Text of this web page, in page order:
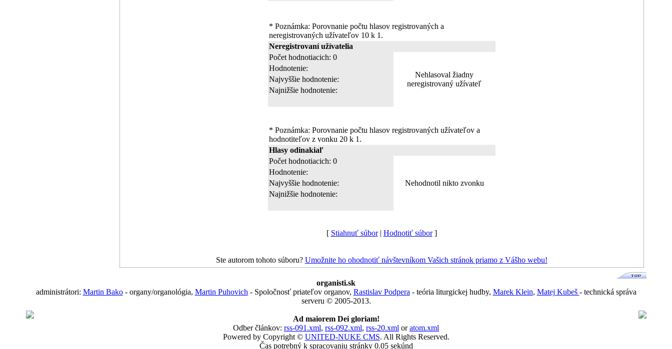
* Poznámka: Porovnanie počtu hlasov registrovaných a
neregistrovaných užívateľov 10 k 1.
Neregistrovaní užívatelia
Počet hodnotiacich: 0
Nehlasoval žiadny
neregistrovaný užívateľ
Hodnotenie:
Najvyššie hodnotenie:
Najnižšie hodnotenie:
* Poznámka: Porovnanie počtu hlasov registrovaných užívateľov a
hodnotiteľov z vonku 20 k 1.
Hlasy odinakiaľ
Počet hodnotiacich: 0
Nehodnotil nikto zvonku
Hodnotenie:
Najvyššie hodnotenie:
Najnižšie hodnotenie:
[ Stiahnuť súbor| Hodnotiť súbor]
Ste autorom tohoto súboru? Umožnite ho ohodnotiť návštevníkom Vašich stránok priamo z Vášho webu!
organisti.sk
administrátori: Martin Bako- organy/organológia, Martin Puhovich - Spoločnosť priateľov organov, Rastislav Podpera - teória liturgickej hudby, Marek Klein, Matej Kubeš - technická správa
serveru © 2005-2013.
Ad maiorem Dei gloriam!
Odber článkov: rss-091.xml, rss-092.xml, rss-20.xml oratom.xml
Powered by Copyright © UNITED-NUKE CMS. All Rights Reserved.
Čas potrebný k spracovaniu stránky 0.05 sekúnd